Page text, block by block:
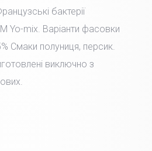
бактерії
Yo-mix. Варіанти фасовки
Смаки полуниця, персик.
виключно з